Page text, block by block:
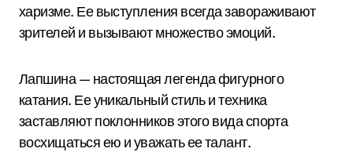
харизме. Ее выступления всегда завораживают
зрителей и вызывают множество эмоций.
Лапшина — настоящая легенда фигурного
катания. Ее уникальный стиль и техника
заставляют поклонников этого вида спорта
восхищаться ею и уважать ее талант.